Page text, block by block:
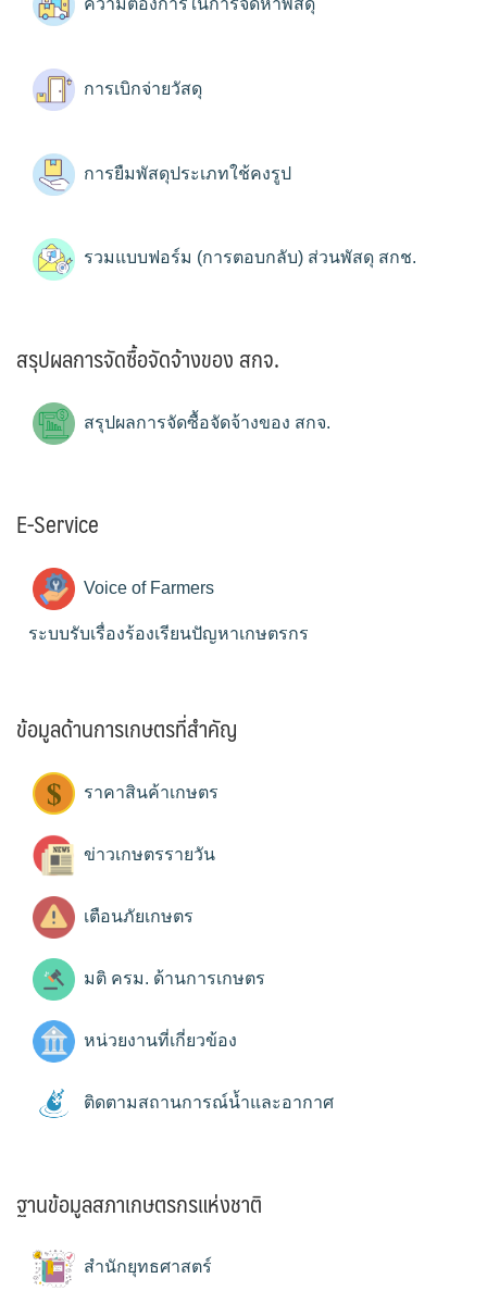
ความต้องการในการจัดหาพัสดุ
การเบิกจ่ายวัสดุ
การยืมพัสดุประเภทใช้คงรูป
รวมแบบฟอร์ม (การตอบกลับ) ส่วนพัสดุ สกช.
สรุปผลการจัดซื้อจัดจ้างของ สกจ.
สรุปผลการจัดซื้อจัดจ้างของ สกจ.
E-Service
Voice of Farmers
ระบบรับเรื่องร้องเรียนปัญหาเกษตรกร
ข้อมูลด้านการเกษตรที่สำคัญ
ราคาสินค้าเกษตร
ข่าวเกษตรรายวัน
เตือนภัยเกษตร
มติ ครม. ด้านการเกษตร
หน่วยงานที่เกี่ยวข้อง
ติดตามสถานการณ์น้ำและอากาศ
ฐานข้อมูลสภาเกษตรกรแห่งชาติ
สำนักยุทธศาสตร์